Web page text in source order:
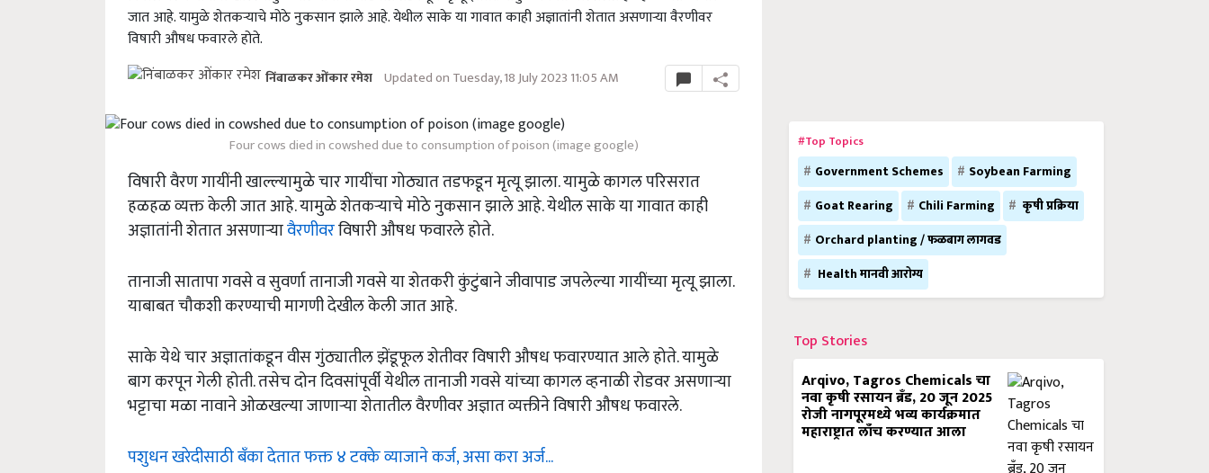
जात आहे. यामुळे शेतकऱ्याचे मोठे नुकसान झाले आहे. येथील साके या गावात काही अज्ञातांनी शेतात असणाऱ्या वैरणीवर
विषारी औषध फवारले होते.
निंबाळकर ओंकार रमेश Updated on Tuesday, 18 July 2023 11:05 AM
Four cows died in cowshed due to consumption of poison (image google)
विषारी वैरण गायींनी खाल्ल्यामुळे चार गायींचा गोठ्यात तडफडून मृत्यू झाला. यामुळे कागल परिसरात
हळहळ व्यक्त केली जात आहे. यामुळे शेतकऱ्याचे मोठे नुकसान झाले आहे. येथील साके या गावात काही
अज्ञातांनी शेतात असणाऱ्यावैरणीवरविषारी औषध फवारले होते.
तानाजी सातापा गवसे व सुवर्णा तानाजी गवसे या शेतकरी कुंटुंबाने जीवापाड जपलेल्या गायींच्या मृत्यू झाला.
याबाबत चौकशी करण्याची मागणी देखील केली जात आहे.
साके येथे चार अज्ञातांकडून वीस गुंठ्यातील झेंडूफूल शेतीवर विषारी औषध फवारण्यात आले होते. यामुळे
बाग करपून गेली होती. तसेच दोन दिवसांपूर्वी येथील तानाजी गवसे यांच्या कागल व्हनाळी रोडवर असणार्‍या
भट्टाचा मळा नावाने ओळखल्या जाणाऱ्या शेतातील वैरणीवर अज्ञात व्यक्तीने विषारी औषध फवारले.
पशुधन खरेदीसाठी बँका देतात फक्त ४ टक्के व्याजाने कर्ज, असा करा अर्ज...
#Top Topics
Government Schemes
Soybean Farming
Goat Rearing
Chili Farming
कृषी प्रक्रिया
Orchard planting / फळबाग लागवड
Health मानवी आरोग्य
Top Stories
Arqivo, Tagros Chemicals चा
नवा कृषी रसायन ब्रँड, 20 जून 2025
रोजी नागपूरमध्ये भव्य कार्यक्रमात
महाराष्ट्रात लाँच करण्यात आला